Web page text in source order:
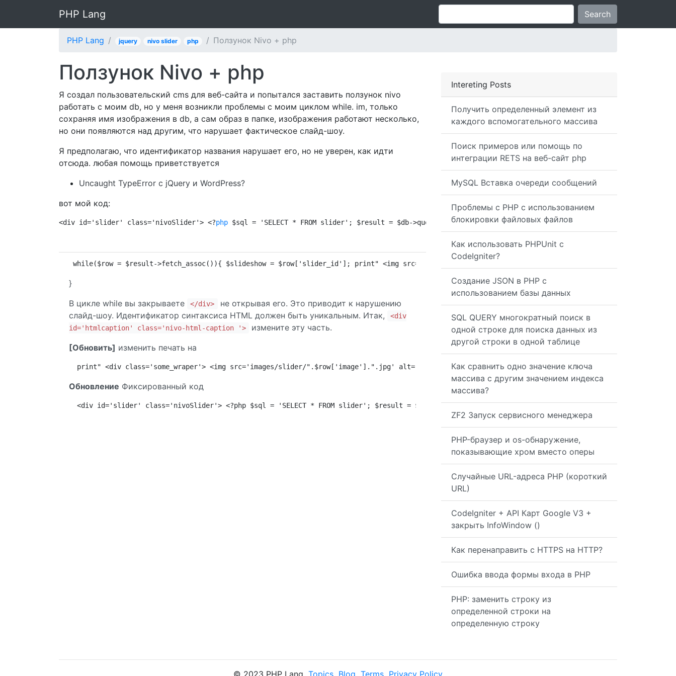
PHP Lang Search
PHP Lang jquery nivo slider php Ползунок Nivo + php
Intereting Posts
Получить определенный элемент из
каждого вспомогательного массива
Поиск примеров или помощь по
интеграции RETS на веб-сайт php
MySQL Вставка очереди сообщений
Проблемы с PHP с использованием
блокировки файловых файлов
Как использовать PHPUnit с
CodeIgniter?
Создание JSON в PHP с
использованием базы данных
SQL QUERY многократный поиск в
одной строке для поиска данных из
другой строки в одной таблице
Как сравнить одно значение ключа
массива с другим значением индекса
массива?
ZF2 Запуск сервисного менеджера
PHP-браузер и os-обнаружение,
показывающие хром вместо оперы
Случайные URL-адреса PHP (короткий
URL)
CodeIgniter + API Карт Google V3 +
закрыть InfoWindow ()
Как перенаправить с HTTPS на HTTP?
Ошибка ввода формы входа в PHP
PHP: заменить строку из
определенной строки на
определенную строку
Ползунок Nivo + php
Я создал пользовательский cms для веб-сайта и попытался заставить ползунок nivo
работать с моим db, но у меня возникли проблемы с моим циклом while. im, только
сохраняя имя изображения в db, а сам образ в папке, изображения работают несколько,
но они появляются над другим, что нарушает фактическое слайд-шоу.
Я предполагаю, что идентификатор названия нарушает его, но не уверен, как идти
отсюда. любая помощь приветствуется
Uncaught TypeError с jQuery и WordPress?
вот мой код:
<div id='slider' class='nivoSlider'> <?php $sql = 'SELECT * FROM slider'; $result = $db->query($sql) or die(mysqli_error()); while($row = $result-
while($row = $result->fetch_assoc()){ $slideshow = $row['slider_id']; print" <img src='images/slider/".$row['image'].".jpg' alt=''
}
В цикле while вы закрываете
</div>
не открывая его. Это приводит к нарушению
слайд-шоу. Идентификатор синтаксиса HTML должен быть уникальным. Итак,
<div
id='htmlcaption' class='nivo-html-caption '>
измените эту часть.
[Обновить] изменить печать на
print" <div class='some_wraper'> <img src='images/slider/".$row['image'].".jpg' alt='' title='#htmlcaption'> </div> // ---------------> Here now
Обновление Фиксированный код
<div id='slider' class='nivoSlider'> <?php $sql = 'SELECT * FROM slider'; $result = $db->query($sql) or die(mysqli_error()); for($i = 0;$row
© 2023 PHP Lang Topics Blog Terms Privacy Policy